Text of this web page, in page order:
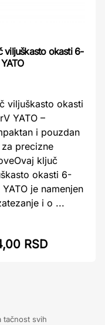
viljuškasto okasti 6-
viljuškasto okasti
YATO –
i pouzdan
precizne
ključ
okasti 6-
YATO je namenjen
i o ...
RSD
tačnost svih